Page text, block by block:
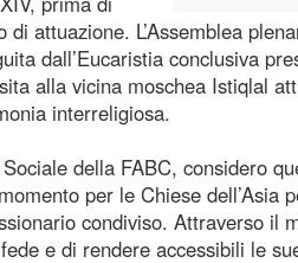
attuazione. L’Assemblea
dall’Eucaristia conclusiva
alla vicina moschea Istiqlal
interreligiosa.
della FABC, considero
per le Chiese dell’Asia
condiviso. Attraverso il
e di rendere accessibili le